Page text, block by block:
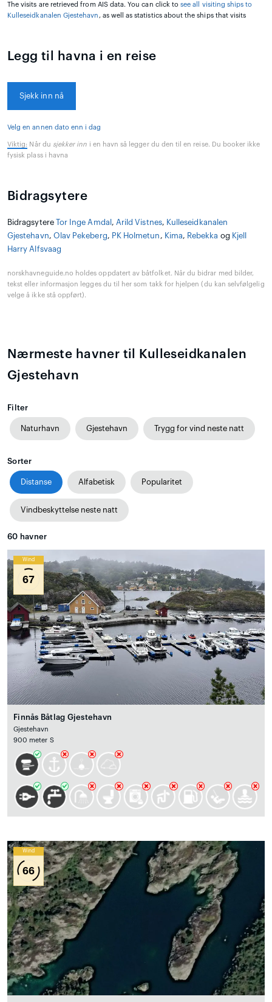
The visits are retrieved from AIS data. You can click tosee all visiting ships to
Kulleseidkanalen Gjestehavn, as well as statistics about the ships that visits
Legg til havna i en reise
Sjekk inn nå
Velg en annen dato enn i dag
Viktig: Når du sjekker inn i en havn så legger du den til en reise. Du booker ikke
fysisk plass i havna
Bidragsytere
Bidragsytere Tor Inge Amdal , Arild Vistnes, Kulleseidkanalen
Gjestehavn, Olav Pekeberg, PK Holmetun , Kima, Rebekka og Kjell
Harry Alfsvaag
norskhavneguide.no holdes oppdatert av båtfolket. Når du bidrar med bilder,
tekst eller informasjon legges du til her som takk for hjelpen (du kan selvfølgelig
velge å ikke stå oppført).
Nærmeste havner til Kulleseidkanalen
Gjestehavn
Filter
Naturhavn Gjestehavn Trygg for vind neste natt
Sorter
Distanse Alfabetisk Popularitet
Vindbeskyttelse neste natt
60 havner
Wind
67
Finnås Båtlag Gjestehavn
Gjestehavn
900 meter S
Wind
66